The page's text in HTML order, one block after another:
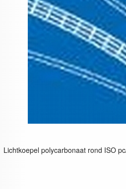
Lichtkoepel polycarbonaat rond ISO